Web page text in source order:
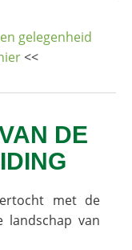
gelegenheid
<<
DE
met de
van